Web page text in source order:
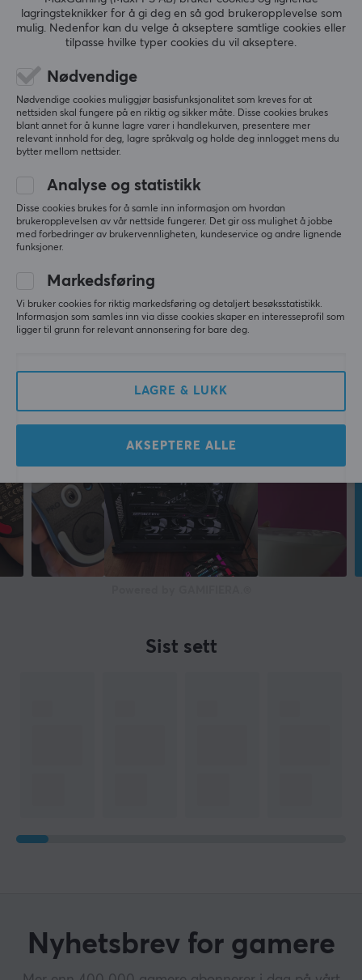
0.0
Basert på 0 vurderinger
0%
1
SKRIV ANMELDELSE
Mer fra vårt fellesskap
Sist sett
Nyhetsbrev for gamere
lagringsteknikker for å gi deg en så god brukeropplevelse som
mulig. Nedenfor kan du velge å akseptere samtlige cookies eller
tilpasse hvilke typer cookies du vil akseptere.
Nødvendige
Nødvendige cookies muliggjør basisfunksjonalitet som kreves for at
nettsiden skal fungere på en riktig og sikker måte. Disse cookies brukes
blant annet for å kunne lagre varer i handlekurven, presentere mer
relevant innhold for deg, lagre språkvalg og holde deg innlogget mens du
bytter mellom nettsider.
Analyse og statistikk
Disse cookies brukes for å samle inn informasjon om hvordan
brukeropplevelsen av vår nettside fungerer. Det gir oss mulighet å jobbe
med forbedringer av brukervennligheten, kundeservice og andre lignende
funksjoner.
Markedsføring
Vi bruker cookies for riktig markedsføring og detaljert besøksstatistikk.
Informasjon som samles inn via disse cookies skaper en interesseprofil som
ligger til grunn for relevant annonsering for bare deg.
LAGRE & LUKK
AKSEPTERE ALLE